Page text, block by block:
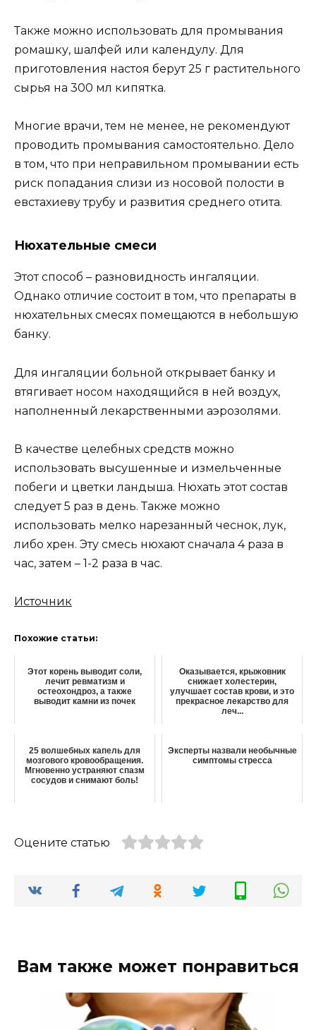
Также можно использовать для промывания
ромашку, шалфей или календулу. Для
приготовления настоя берут 25 г растительного
сырья на 300 мл кипятка.
Многие врачи, тем не менее, не рекомендуют
проводить промывания самостоятельно. Дело
в том, что при неправильном промывании есть
риск попадания слизи из носовой полости в
евстахиеву трубу и развития среднего отита.
Нюхательные смеси
Этот способ – разновидность ингаляции.
Однако отличие состоит в том, что препараты в
нюхательных смесях помещаются в небольшую
банку.
Для ингаляции больной открывает банку и
втягивает носом находящийся в ней воздух,
наполненный лекарственными аэрозолями.
В качестве целебных средств можно
использовать высушенные и измельченные
побеги и цветки ландыша. Нюхать этот состав
следует 5 раз в день. Также можно
использовать мелко нарезанный чеснок, лук,
либо хрен. Эту смесь нюхают сначала 4 раза в
час, затем – 1-2 раза в час.
Источник
Похожие статьи:
Этот корень выводит соли,
лечит ревматизм и
остеохондроз, а также
выводит камни из почек
Оказывается, крыжовник
снижает холестерин,
улучшает состав крови, и это
прекрасное лекарство для
леч...
25 волшебных капель для
мозгового кровообращения.
Мгновенно устраняют спазм
сосудов и снимают боль!
Эксперты назвали необычные
симптомы стресса
Оцените статью
Вам также может понравиться